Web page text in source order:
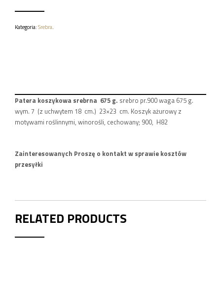
Kategoria:Srebra.
Patera koszykowa srebrna 675 g. srebro pr.900 waga 675 g.
wym. 7 (z uchwytem 18 cm.) 23×23 cm. Koszyk ażurowy z
motywami roślinnymi, winorośli, cechowany; 900, H82
Zainteresowanych Proszę o kontakt w sprawie kosztów
przesyłki
RELATED PRODUCTS